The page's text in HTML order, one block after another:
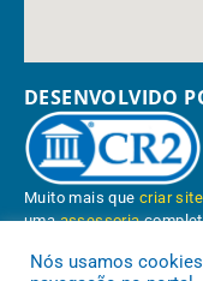
DESENVOLVIDO
Muito mais quecriar site
umaassessoria
Nós usamos